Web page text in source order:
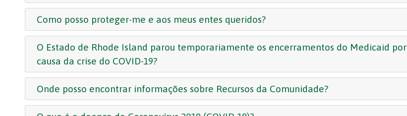
Como posso proteger-me e aos meus entes queridos?
O Estado de Rhode Island parou temporariamente os encerramentos do Medicaid por
causa da crise do COVID-19?
Onde posso encontrar informações sobre Recursos da Comunidade?